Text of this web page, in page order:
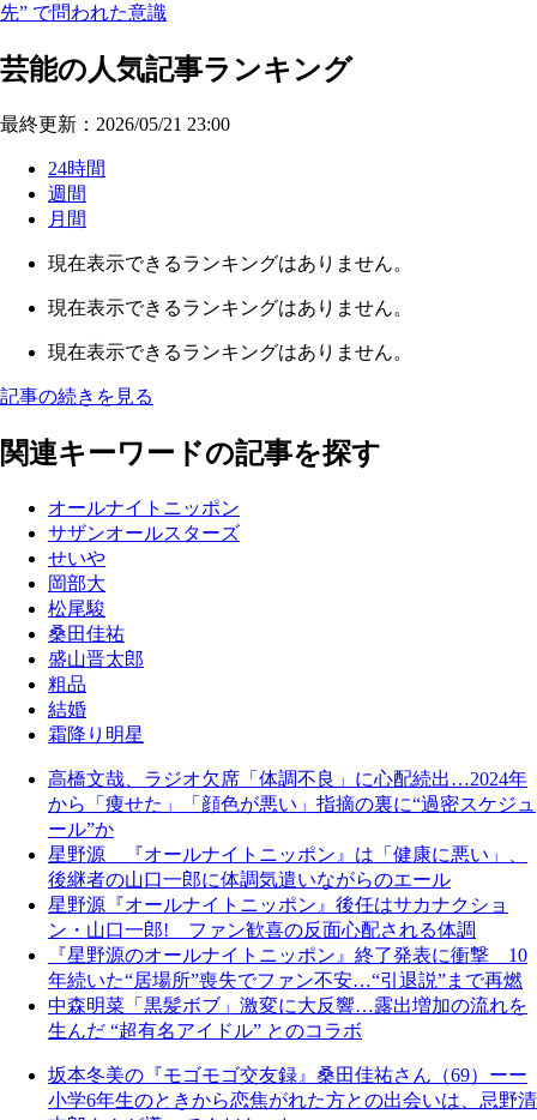
先” で問われた意識
芸能の人気記事ランキング
最終更新：2026/05/21 23:00
24時間
週間
月間
現在表示できるランキングはありません。
現在表示できるランキングはありません。
現在表示できるランキングはありません。
記事の続きを見る
関連キーワードの記事を探す
オールナイトニッポン
サザンオールスターズ
せいや
岡部大
松尾駿
桑田佳祐
盛山晋太郎
粗品
結婚
霜降り明星
高橋文哉、ラジオ欠席「体調不良」に心配続出…2024年
から「痩せた」「顔色が悪い」指摘の裏に“過密スケジュ
ール”か
星野源 『オールナイトニッポン』は「健康に悪い」、
後継者の山口一郎に体調気遣いながらのエール
星野源『オールナイトニッポン』後任はサカナクショ
ン・山口一郎! ファン歓喜の反面心配される体調
『星野源のオールナイトニッポン』終了発表に衝撃 10
年続いた“居場所”喪失でファン不安…“引退説”まで再燃
中森明菜「黒髪ボブ」激変に大反響…露出増加の流れを
生んだ “超有名アイドル” とのコラボ
坂本冬美の『モゴモゴ交友録』桑田佳祐さん（69）ーー
小学6年生のときから恋焦がれた方との出会いは、忌野清